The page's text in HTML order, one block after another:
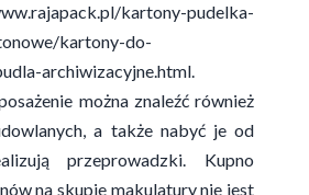
kartony-pudelka-
kartony-do-
archiwizacyjne.html.
można znaleźć również
a także nabyć je od
przeprowadzki. Kupno
na skupie makulatury nie jest